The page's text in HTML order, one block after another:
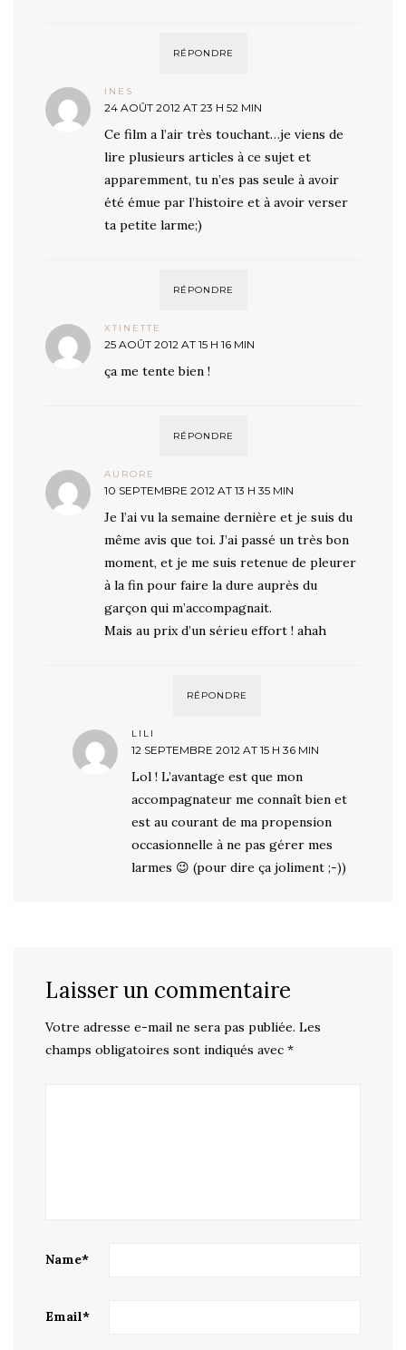
RÉPONDRE
INES
24 AOÛT 2012 AT 23 H 52 MIN
Ce film a l’air très touchant…je viens de
lire plusieurs articles à ce sujet et
apparemment, tu n’es pas seule à avoir
été émue par l’histoire et à avoir verser
ta petite larme;)
RÉPONDRE
XTINETTE
25 AOÛT 2012 AT 15 H 16 MIN
ça me tente bien !
RÉPONDRE
AURORE
10 SEPTEMBRE 2012 AT 13 H 35 MIN
Je l’ai vu la semaine dernière et je suis du
même avis que toi. J’ai passé un très bon
moment, et je me suis retenue de pleurer
à la fin pour faire la dure auprès du
garçon qui m’accompagnait.
Mais au prix d’un sérieu effort ! ahah
RÉPONDRE
LILI
12 SEPTEMBRE 2012 AT 15 H 36 MIN
Lol ! L’avantage est que mon
accompagnateur me connaît bien et
est au courant de ma propension
occasionnelle à ne pas gérer mes
larmes 😉 (pour dire ça joliment ;-))
Laisser un commentaire
Votre adresse e-mail ne sera pas publiée. Les
champs obligatoires sont indiqués avec *
Name*
Email*